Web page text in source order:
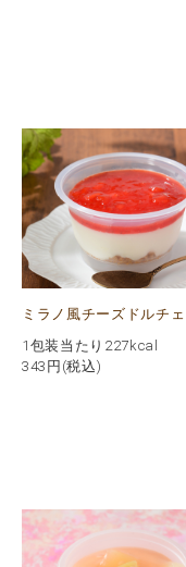
ミラノ風チーズドルチェ
1包装当たり227kcal
343 円(税込)